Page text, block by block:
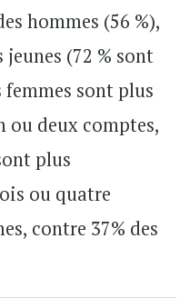
hommes (56 %),
jeunes (72 % sont
femmes sont plus
ou deux comptes,
plus
ou quatre
contre 37% des